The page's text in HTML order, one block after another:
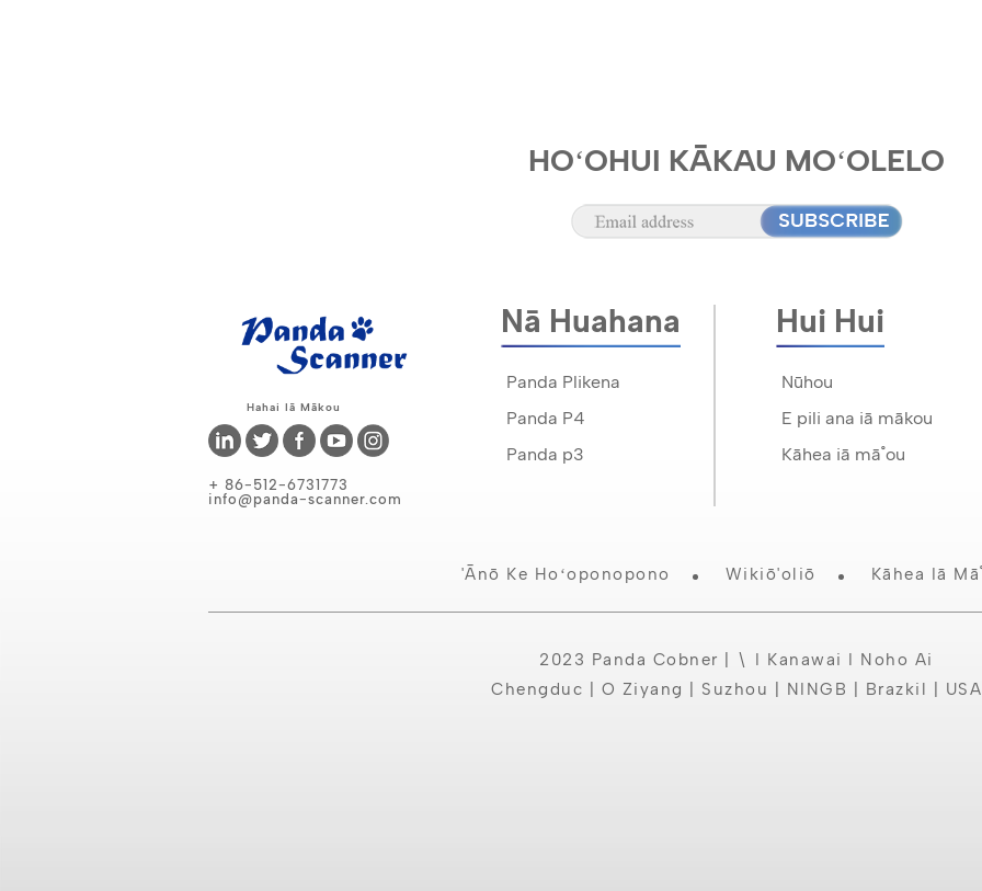
HOʻOHUI KĀKAU MOʻOLELO
Hahai Iā Mākou
+ 86-512-6731773
info@panda-scanner.com
Nā Huahana
Panda Plikena
Panda P4
Panda p3
Hui Hui
Nūhou
E pili ana iā mākou
Kāhea iā mā˚ou
'Ānō Ke Hoʻoponopono Wikiō'oliō Kāhea Iā
2023 Panda Cobner | \ I Kanawai I Noho Ai
Chengduc | O Ziyang | Suzhou | NINGB | Brazkil | USA